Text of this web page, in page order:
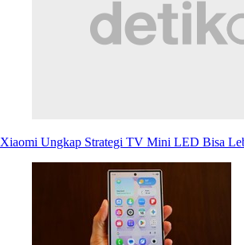
Xiaomi Ungkap Strategi TV Mini LED Bisa